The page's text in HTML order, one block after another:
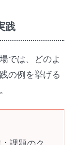
践
では、どのよ
の例を挙げる